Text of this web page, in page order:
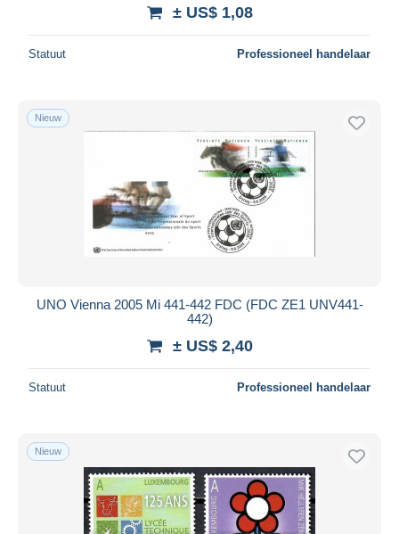
± US$ 1,08
Statuut Professioneel handelaar
Nieuw
UNO Vienna 2005 Mi 441-442 FDC (FDC ZE1 UNV441-
442)
± US$ 2,40
Statuut Professioneel handelaar
Nieuw